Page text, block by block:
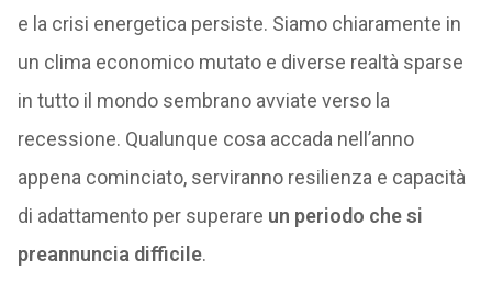
e la crisi energetica persiste. Siamo chiaramente in
un clima economico mutato e diverse realtà sparse
in tutto il mondo sembrano avviate verso la
recessione. Qualunque cosa accada nell’anno
appena cominciato, serviranno resilienza e capacità
di adattamento per superare un periodo che si
preannuncia difficile.